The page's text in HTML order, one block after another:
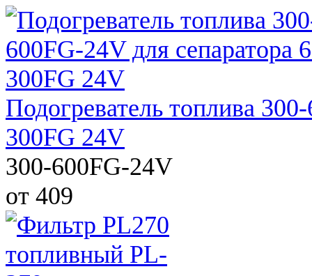
Подогреватель топлива
300FG 24V
300-600FG-24V
от 409